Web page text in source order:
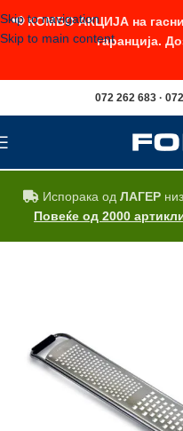
Skip to navigation
Skip to main content
072 262 683 ·
Испорака од ЛАГЕР
Повеќе од 2000
📢 КОМБО АКЦИЈА на
гаранција.